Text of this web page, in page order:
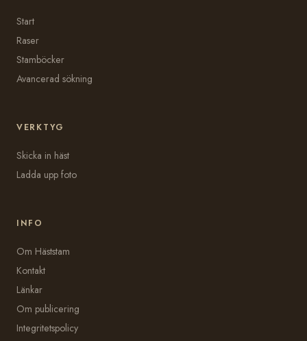
Start
Raser
Stamböcker
Avancerad sökning
VERKTYG
Skicka in häst
Ladda upp foto
INFO
Om Häststam
Kontakt
Länkar
Om publicering
Integritetspolicy